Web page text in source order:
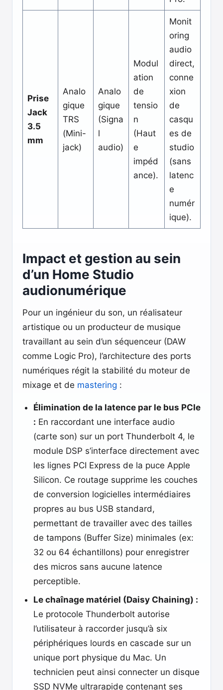
Prise
Jack
3.5
mm
Analo
gique
TRS
(Mini-
jack)
Analo
gique
(Signa
l
audio)
Modul
ation
de
tensio
n
(Haut
e
impéd
ance).
Monit
oring
audio
direct,
conne
xion
de
casqu
es de
studio
(sans
latenc
e
numér
ique).
Impact et gestion au sein
d’un Home Studio
audionumérique
Pour un ingénieur du son, un réalisateur
artistique ou un producteur de musique
travaillant au sein d’un séquenceur (DAW
comme Logic Pro), l’architecture des ports
numériques régit la stabilité du moteur de
mixage et de mastering :
Élimination de la latence par le bus PCIe
: En raccordant une interface audio
(carte son) sur un port Thunderbolt 4, le
module DSP s’interface directement avec
les lignes PCI Express de la puce Apple
Silicon. Ce routage supprime les couches
de conversion logicielles intermédiaires
propres au bus USB standard,
permettant de travailler avec des tailles
de tampons (Buffer Size) minimales (ex:
32 ou 64 échantillons) pour enregistrer
des micros sans aucune latence
perceptible.
Le chaînage matériel (Daisy Chaining) :
Le protocole Thunderbolt autorise
l’utilisateur à raccorder jusqu’à six
périphériques lourds en cascade sur un
unique port physique du Mac. Un
technicien peut ainsi connecter un disque
SSD NVMe ultrarapide contenant ses